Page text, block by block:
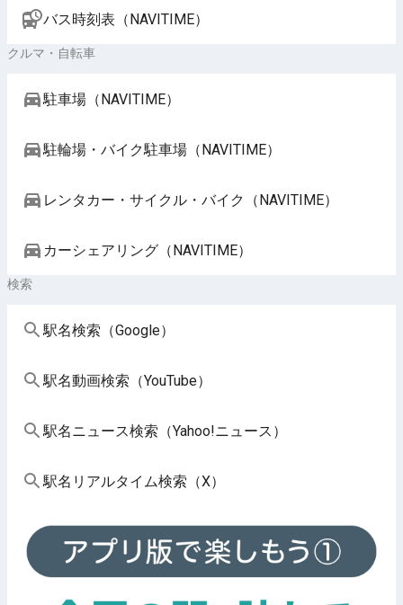
バス時刻表（NAVITIME）
クルマ・自転車
駐車場（NAVITIME）
駐輪場・バイク駐車場（NAVITIME）
レンタカー・サイクル・バイク（NAVITIME）
カーシェアリング（NAVITIME）
検索
駅名検索（Google）
駅名動画検索（YouTube）
駅名ニュース検索（Yahoo!ニュース）
駅名リアルタイム検索（X）